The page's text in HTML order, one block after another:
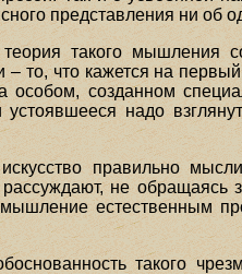
представления ни об
такого мышления
то, что кажется на
созданном
надо
правильно
не обращаясь
естественным
такого